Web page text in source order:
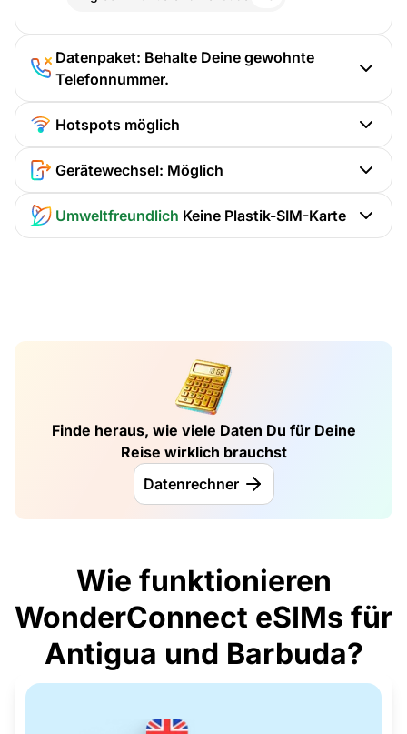
Datenpaket: Behalte Deine gewohnte
Telefonnummer.
Hotspots möglich
Gerätewechsel: Möglich
Umweltfreundlich Keine Plastik-SIM-Karte
Finde heraus, wie viele Daten Du für Deine
Reise wirklich brauchst
Datenrechner
Wie funktionieren
WonderConnect eSIMs für
Antigua und Barbuda?